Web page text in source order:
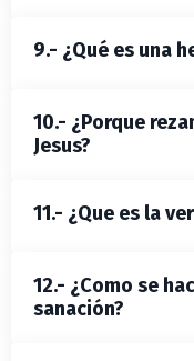
9.- ¿Qué es una
10.- ¿Porque
Jesus?
11.- ¿Que es la
12.- ¿Como se
sanación?